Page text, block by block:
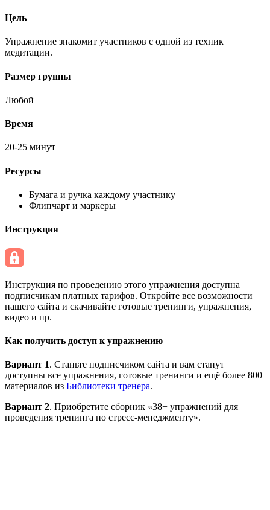
Цель
Упражнение знакомит участников с одной из техник
медитации.
Размер группы
Любой
Время
20-25 минут
Ресурсы
Бумага и ручка каждому участнику
Флипчарт и маркеры
Инструкция
Инструкция по проведению этого упражнения доступна
подписчикам платных тарифов. Откройте все возможности
нашего сайта и скачивайте готовые тренинги, упражнения,
видео и пр.
Как получить доступ к упражнению
Вариант 1. Станьте подписчиком сайта и вам станут
доступны все упражнения, готовые тренинги и ещё более 800
материалов из Библиотеки тренера.
Вариант 2. Приобретите сборник «38+ упражнений для
проведения тренинга по стресс-менеджменту».